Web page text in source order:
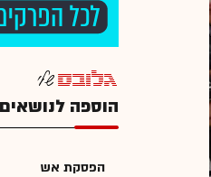
הוספה
הפסקת אש